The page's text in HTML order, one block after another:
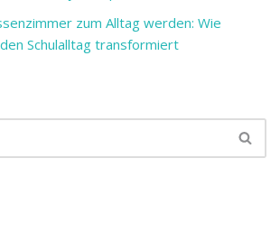
zum Alltag werden: Wie
Schulalltag transformiert